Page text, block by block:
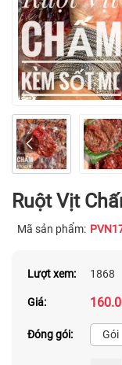
Ruột Vịt
Mã sản phẩm:
Lượt xem: 1868
Giá:
Đóng gói: Gói